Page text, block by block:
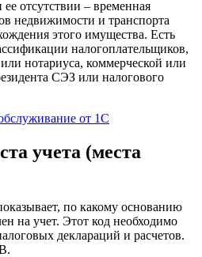
отсутствии – временная
недвижимости и транспорта
этого имущества. Есть
налогоплательщиков,
нотариуса, коммерческой или
СЭЗ или налогового
от 1С
учета (места
по какому основанию
на учет. Этот код необходимо
деклараций и расчетов.